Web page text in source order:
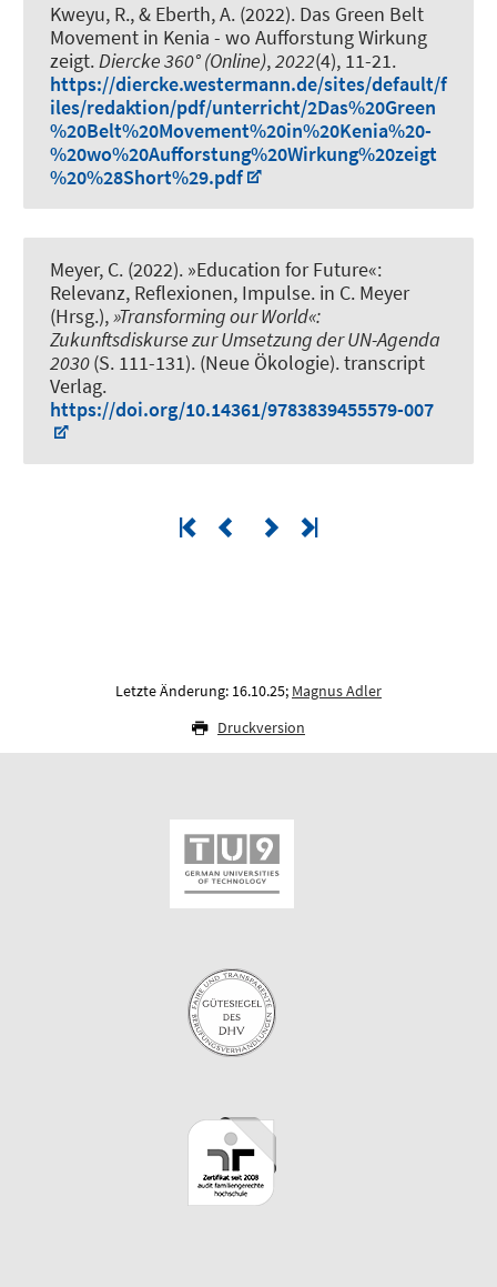
Kweyu, R., & Eberth, A. (2022). Das Green Belt
Movement in Kenia - wo Aufforstung Wirkung
zeigt.Diercke 360° (Online),2022(4), 11-21.
https://diercke.westermann.de/sites/default/f
iles/redaktion/pdf/unterricht/2Das%20Green
%20Belt%20Movement%20in%20Kenia%20-
%20wo%20Aufforstung%20Wirkung%20zeigt
%20%28Short%29.pdf
Meyer, C. (2022). »Education for Future«:
Relevanz, Reflexionen, Impulse. in C. Meyer
(Hrsg.),»Transforming our World«:
Zukunftsdiskurse zur Umsetzung der UN-Agenda
2030(S. 111-131). (Neue Ökologie). transcript
Verlag.
https://doi.org/10.14361/9783839455579-007
Letzte Änderung: 16.10.25; Magnus Adler
Druckversion